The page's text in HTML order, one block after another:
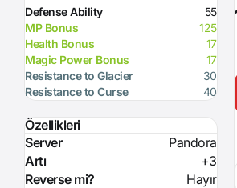
Defense Ability
55
MP Bonus
125
Health Bonus
17
Magic Power Bonus
17
Resistance to Glacier
30
Resistance to Curse
40
Özellikleri
Server
Pandora
Artı
+3
Reverse mi?
Hayır